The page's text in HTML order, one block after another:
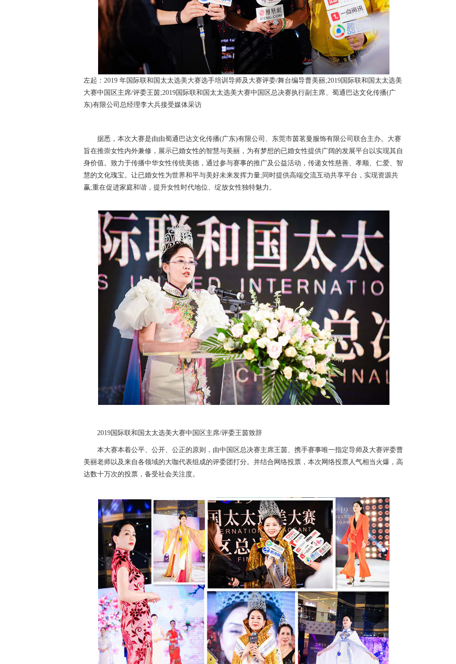
左起：2019 年国际联和国太太选美大赛选手培训导师及大赛评委/舞台编导曹美丽;2019国际联和国太太选美
大赛中国区主席/评委王茵;2019国际联和国太太选美大赛中国区总决赛执行副主席、蜀通巴达文化传播(广
东)有限公司总经理李大兵接受媒体采访
据悉，本次大赛是由由蜀通巴达文化传播(广东)有限公司、东莞市茵茗曼服饰有限公司联合主办。大赛
旨在推崇女性内外兼修，展示已婚女性的智慧与美丽，为有梦想的已婚女性提供广阔的发展平台以实现其自
身价值。致力于传播中华女性传统美德，通过参与赛事的推广及公益活动，传递女性慈善、孝顺、仁爱、智
慧的文化瑰宝。让已婚女性为世界和平与美好未来发挥力量;同时提供高端交流互动共享平台，实现资源共
赢;重在促进家庭和谐，提升女性时代地位、绽放女性独特魅力。
2019国际联和国太太选美大赛中国区主席/评委王茵致辞
本大赛本着公平、公开、公正的原则，由中国区总决赛主席王茵、携手赛事唯一指定导师及大赛评委曹
美丽老师以及来自各领域的大咖代表组成的评委团打分。并结合网络投票，本次网络投票人气相当火爆，高
达数十万次的投票，备受社会关注度。